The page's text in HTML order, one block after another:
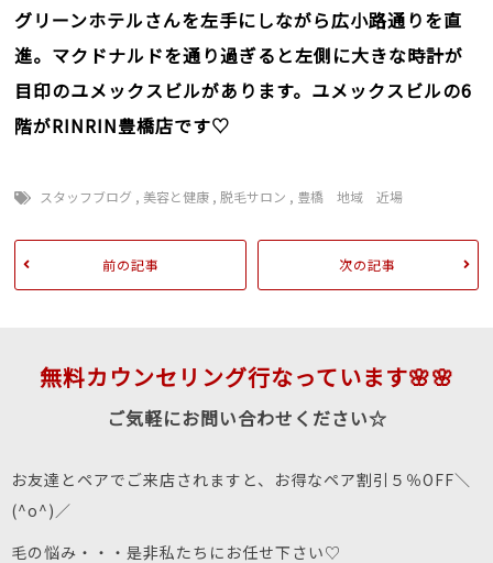
グリーンホテルさんを左手にしながら広小路通りを直
進。マクドナルドを通り過ぎると左側に大きな時計が
目印のユメックスビルがあります。ユメックスビルの6
階がRINRIN豊橋店です♡
スタッフブログ ,美容と健康 ,脱毛サロン , 豊橋 地域 近場
前の記事 次の記事
無料カウンセリング行なっています🌸🌸
ご気軽にお問い合わせください☆
お友達とペアでご来店されますと、お得なペア割引５％OFF＼
(^o^)／
毛の悩み・・・是非私たちにお任せ下さい♡